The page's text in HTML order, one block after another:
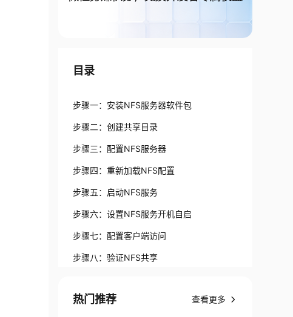
目录
步骤一：安装NFS服务器软件包
步骤二：创建共享目录
步骤三：配置NFS服务器
步骤四：重新加载NFS配置
步骤五：启动NFS服务
步骤六：设置NFS服务开机自启
步骤七：配置客户端访问
步骤八：验证NFS共享
热门推荐 查看更多